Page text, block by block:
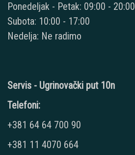
Ponedeljak - Petak: 09:00 - 20:00
Subota: 10:00 - 17:00
Nedelja: Ne radimo
Servis - Ugrinovački put 10n
Telefoni:
+381 64 64 700 90
+381 11 4070 664